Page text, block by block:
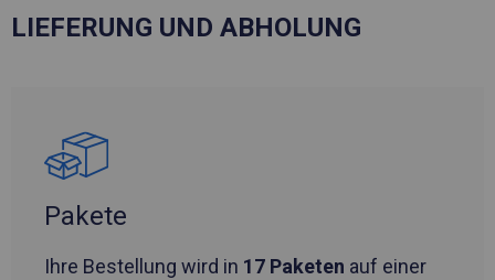
LIEFERUNG UND ABHOLUNG
Pakete
Ihre Bestellung wird in 17 Paketen auf einer